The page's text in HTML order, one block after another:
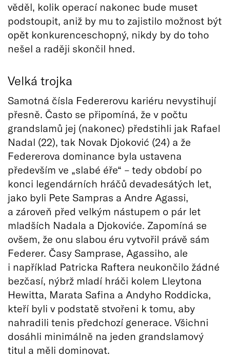
věděl, kolik operací nakonec bude muset
podstoupit, aniž by mu to zajistilo možnost být
opět konkurenceschopný, nikdy by do toho
nešel a raději skončil hned.
Velká trojka
Samotná čísla Federerovu kariéru nevystihují
přesně. Často se připomíná, že v počtu
grandslamů jej (nakonec) předstihli jak Rafael
Nadal (22), tak Novak Djoković (24) a že
Federerova dominance byla ustavena
především ve „slabé éře“ – tedy období po
konci legendárních hráčů devadesátých let,
jako byli Pete Sampras a Andre Agassi,
a zároveň před velkým nástupem o pár let
mladších Nadala a Djokoviće. Zapomíná se
ovšem, že onu slabou éru vytvořil právě sám
Federer. Časy Samprase, Agassiho, ale
i například Patricka Raftera neukončilo žádné
bezčasí, nýbrž mladí hráči kolem Lleytona
Hewitta, Marata Safina a Andyho Roddicka,
kteří byli v podstatě stvořeni k tomu, aby
nahradili tenis předchozí generace. Všichni
dosáhli minimálně na jeden grandslamový
titul a měli dominovat.